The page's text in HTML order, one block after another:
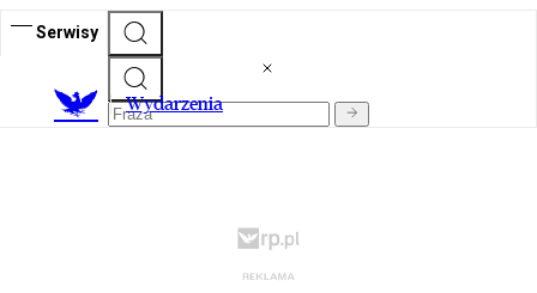
Serwisy
Wydarzenia